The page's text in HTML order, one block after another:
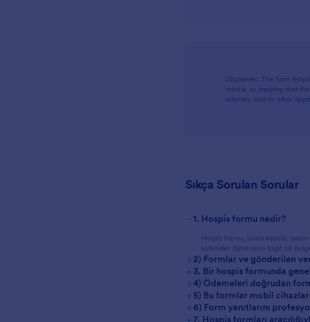
Disclaimer: The form
advice, or implying that
attorney and/or other
Sıkça Sorulan Sorular
- 1. Hospis formu nedir?
Hospis formu, hasta kabulü,
kullanılan dijital veya kağıt bir
+2) Formlar ve gönderilen
+3. Bir hospis formunda
+4) Ödemeleri doğrudan
+5) Bu formlar mobil
+6) Form yanıtlarını
7. Hospis formları